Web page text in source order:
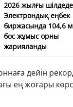
2026 жылғы шілдеде
Электрондық еңбек
биржасында 104,6
бос жұмыс орны
жарияланды
дейін
ең жоғары